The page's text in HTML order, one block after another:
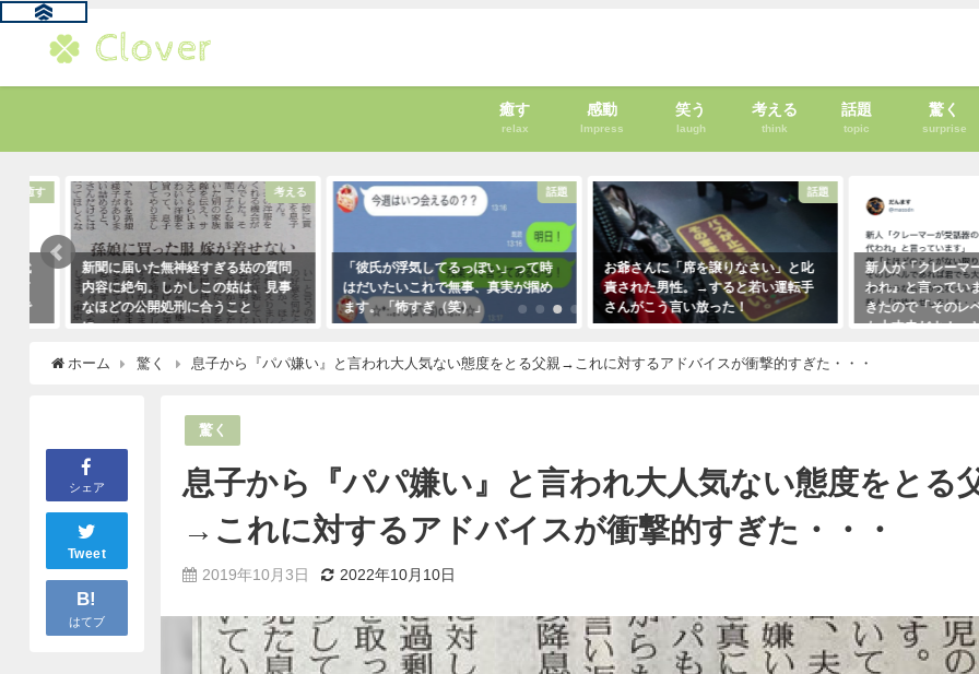
癒す
relax
感動
Impress
笑う
laugh
考える
think
話題
topic
驚く
surprise
考える
新聞に届いた無神経すぎる姑の質問
内容に絶句。しかしこの姑は、見事
なほどの公開処刑に合うこと
に・・・
「彼氏が浮気してるっぽい」って時
はだいたいこれで無事、真実が掴め
ます。「怖すぎ（笑）」
お爺さんに「席を譲りなさい」と叱
責された男性。→すると若い運転手
さんがこう言い放った！
新人が「クレーマーが『
われ』と言っています」
きたので「そのレベルで
も大丈夫だよ！」と言っ
（笑）
ホーム 驚く 息子から『パパ嫌い』と言われ大人気ない態度をとる父親→これに対するアドバイスが衝撃的すぎた・・・
シェア
Tweet
B!
はてブ
驚く
息子から『パパ嫌い』と言われ大人気ない態度をとる
→これに対するアドバイスが衝撃的すぎた・・・
2019年10月3日 2022年10月10日